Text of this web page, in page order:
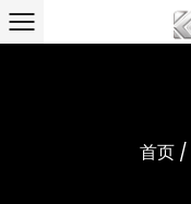
首页 /